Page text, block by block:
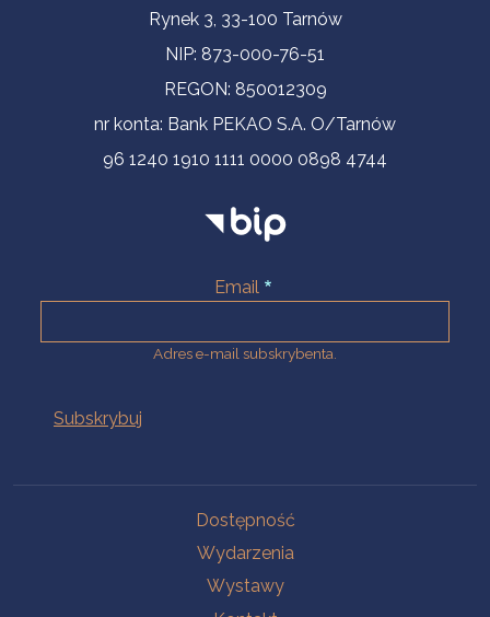
Informacje kontaktoweRynek 3, 33-100 Tarnów
NIP: 873-000-76-51
REGON: 850012309
nr konta: Bank PEKAO S.A. O/Tarnów
96 1240 1910 1111 0000 0898 4744
Email
Adres e-mail subskrybenta.
Dostępność
Wydarzenia
Wystawy